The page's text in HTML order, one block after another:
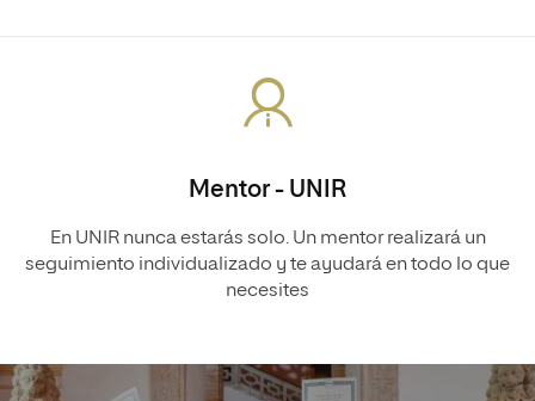
Mentor - UNIR
En UNIR nunca estarás solo. Un mentor realizará un
seguimiento individualizado y te ayudará en todo lo que
necesites